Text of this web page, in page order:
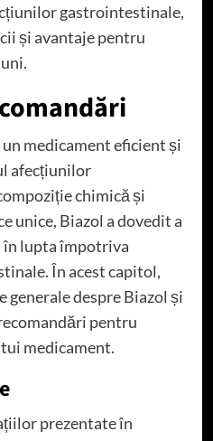
gastrointestinale,
și avantaje pentru
medicament eficient și
afecțiunilor
chimică și
unice, Biazol a dovedit a
lupta împotriva
În acest capitol,
generale despre Biazol și
pentru
medicament.
prezentate în